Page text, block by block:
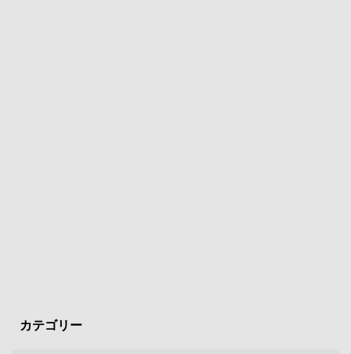
カテゴリー